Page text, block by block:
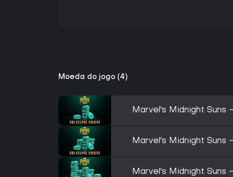
Moeda do jogo (4)
Marvel's Midnight Suns
Marvel's Midnight Suns
Marvel's Midnight Suns